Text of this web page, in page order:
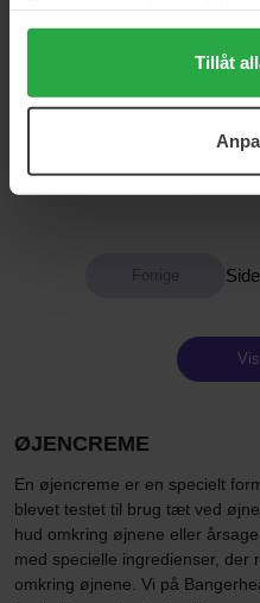
Genom att trycka på "Tillåt
alla cookies, medan du
användningen av cookies.
samt vår Integritetspolicy.
Tillåt
Normalpris 595 kr
Wonder Releaf Centella Eye
ØJENCREME
En øjencreme er en specielt
blevet testet til brug tæt ved
hud omkring øjnene eller
med specielle ingredienser, der
omkring øjnene. Vi på